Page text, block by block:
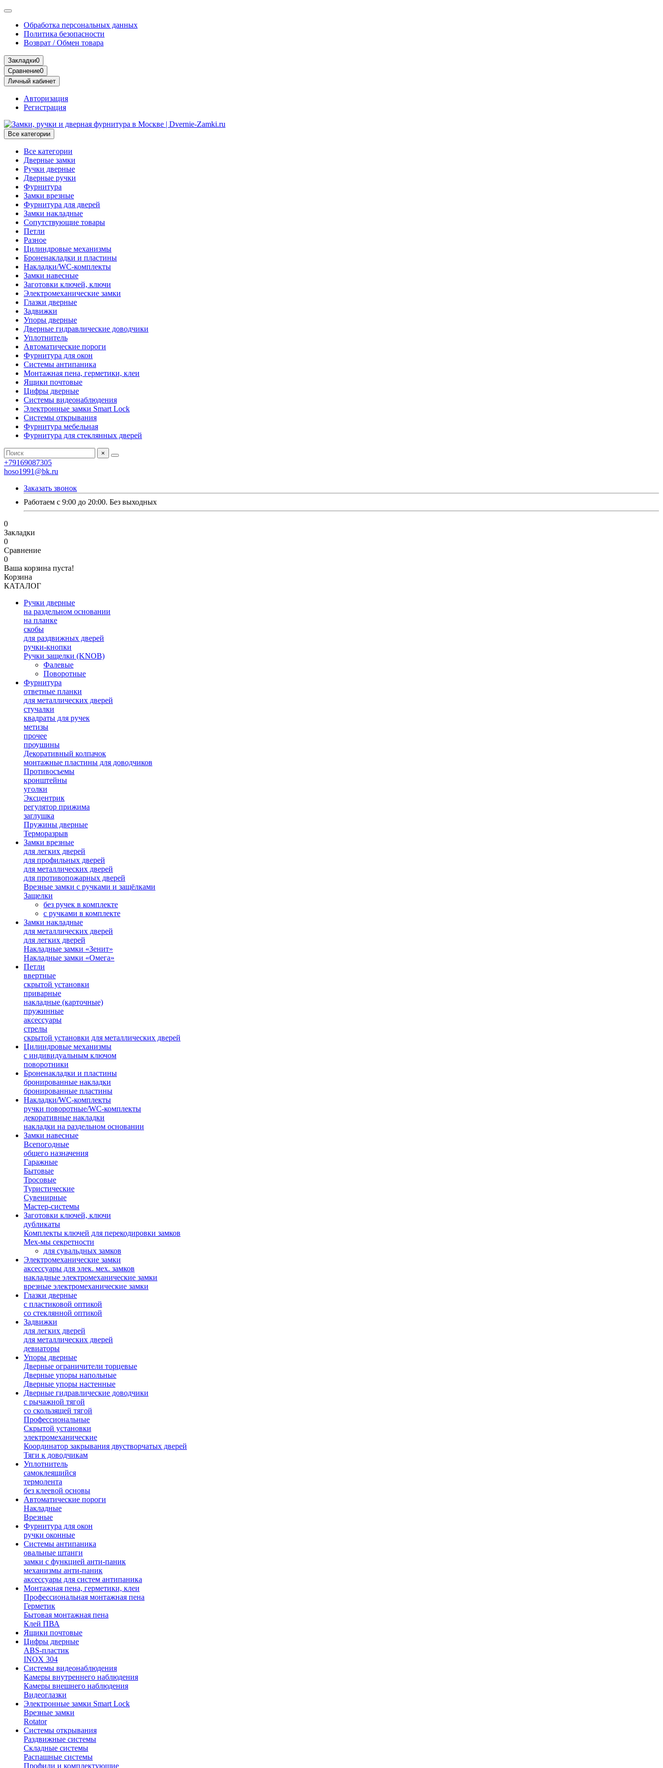
Обработка персональных данных
Политика безопасности
Возврат / Обмен товара
Закладки0
Сравнение0
Личный кабинет
Авторизация
Регистрация
Все категории
Все категории
Дверные замки
Ручки дверные
Дверные ручки
Фурнитура
Замки врезные
Фурнитура для дверей
Замки накладные
Сопутствующие товары
Петли
Разное
Цилиндровые механизмы
Броненакладки и пластины
Накладки/WC-комплекты
Замки навесные
Заготовки ключей, ключи
Электромеханические замки
Глазки дверные
Задвижки
Упоры дверные
Дверные гидравлические доводчики
Уплотнитель
Автоматические пороги
Фурнитура для окон
Системы антипаника
Монтажная пена, герметики, клеи
Ящики почтовые
Цифры дверные
Системы видеонаблюдения
Электронные замки Smart Lock
Системы открывания
Фурнитура мебельная
Фурнитура для стеклянных дверей
×
+79169087305
hoso1991@bk.ru
Заказать звонок
Работаем с 9:00 до 20:00. Без выходных
0
Закладки
0
Сравнение
0
Ваша корзина пуста!
Корзина
КАТАЛОГ
Ручки дверные
на раздельном основании
на планке
скобы
для раздвижных дверей
ручки-кнопки
Ручки защелки (KNOB)
Фалевые
Поворотные
Фурнитура
ответные планки
для металлических дверей
стучалки
квадраты для ручек
метизы
прочее
проушины
Декоративный колпачок
монтажные пластины для доводчиков
Противосъемы
кронштейны
уголки
Эксцентрик
регулятор прижима
заглушка
Пружины дверные
Терморазрыв
Замки врезные
для легких дверей
для профильных дверей
для металлических дверей
для противопожарных дверей
Врезные замки с ручками и защёлками
Защелки
без ручек в комплекте
с ручками в комплекте
Замки накладные
для металлических дверей
для легких дверей
Накладные замки «Зенит»
Накладные замки «Омега»
Петли
ввертные
скрытой установки
приварные
накладные (карточные)
пружинные
аксессуары
стрелы
скрытой установки для металлических дверей
Цилиндровые механизмы
с индивидуальным ключом
поворотники
Броненакладки и пластины
бронированные накладки
бронированные пластины
Накладки/WC-комплекты
ручки поворотные/WC-комплекты
декоративные накладки
накладки на раздельном основании
Замки навесные
Всепогодные
общего назначения
Гаражные
Бытовые
Тросовые
Туристические
Сувенирные
Мастер-системы
Заготовки ключей, ключи
дубликаты
Комплекты ключей для перекодировки замков
Мех-мы секретности
для сувальдных замков
Электромеханические замки
аксессуары для элек. мех. замков
накладные электромеханические замки
врезные электромеханические замки
Глазки дверные
с пластиковой оптикой
со стеклянной оптикой
Задвижки
для легких дверей
для металлических дверей
девиаторы
Упоры дверные
Дверные ограничители торцевые
Дверные упоры напольные
Дверные упоры настенные
Дверные гидравлические доводчики
с рычажной тягой
со скользящей тягой
Профессиональные
Скрытой установки
электромеханические
Координатор закрывания двустворчатых дверей
Тяги к доводчикам
Уплотнитель
самоклеящийся
термолента
без клеевой основы
Автоматические пороги
Накладные
Врезные
Фурнитура для окон
ручки оконные
Системы антипаника
овальные штанги
замки с функцией анти-паник
механизмы анти-паник
аксессуары для систем антипаника
Монтажная пена, герметики, клеи
Профессиональная монтажная пена
Герметик
Бытовая монтажная пена
Клей ПВА
Ящики почтовые
Цифры дверные
ABS-пластик
INOX 304
Системы видеонаблюдения
Камеры внутреннего наблюдения
Камеры внешнего наблюдения
Видеоглазки
Электронные замки Smart Lock
Врезные замки
Rotator
Системы открывания
Раздвижные системы
Складные системы
Распашные системы
Профили и комплектующие